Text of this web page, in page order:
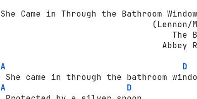
She Came in Through the Bathroom Window
(Lennon/
The
Abbey
A
D
A
D